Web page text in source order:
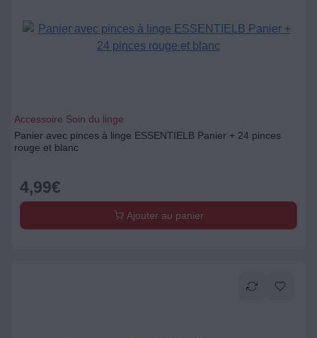
Accessoire Soin du linge
Panier avec pinces à linge ESSENTIELB Panier + 24 pinces
rouge et blanc
4,99€
Ajouter au panier